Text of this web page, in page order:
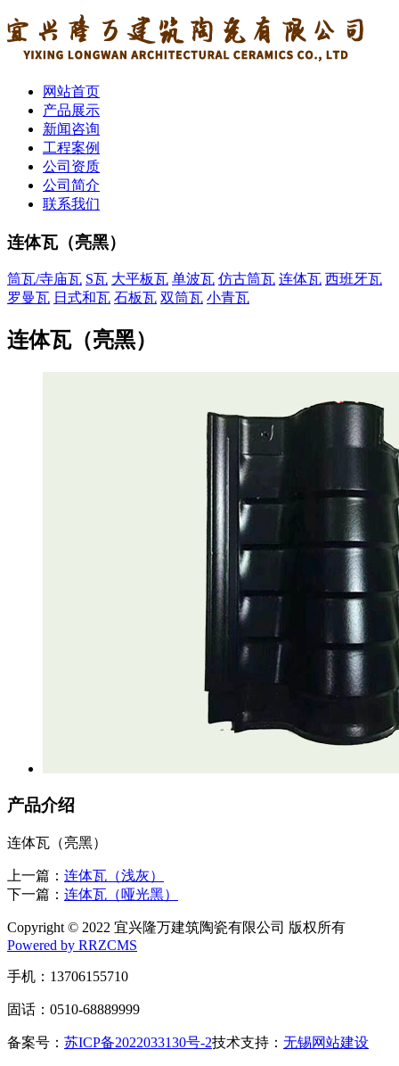
网站首页
产品展示
新闻咨询
工程案例
公司资质
公司简介
联系我们
连体瓦（亮黑）
筒瓦/寺庙瓦 S瓦 大平板瓦 单波瓦 仿古筒瓦 连体瓦 西班牙瓦
罗曼瓦 日式和瓦 石板瓦 双筒瓦 小青瓦
连体瓦（亮黑）
产品介绍
连体瓦（亮黑）
上一篇： 连体瓦（浅灰）
下一篇： 连体瓦（哑光黑）
Copyright © 2022 宜兴隆万建筑陶瓷有限公司 版权所有
Powered by RRZCMS
手机：13706155710
固话：0510-68889999
备案号： 苏ICP备2022033130号-2技术支持： 无锡网站建设